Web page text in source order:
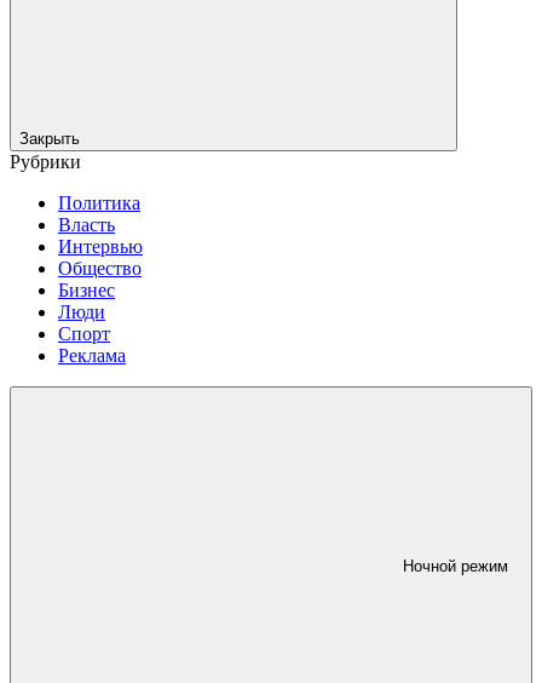
Закрыть
Рубрики
Политика
Власть
Интервью
Общество
Бизнес
Люди
Спорт
Реклама
Ночной режим